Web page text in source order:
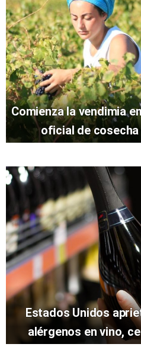
Comienza la vendimia
oficial de
Estados Unidos
alérgenos en vino,